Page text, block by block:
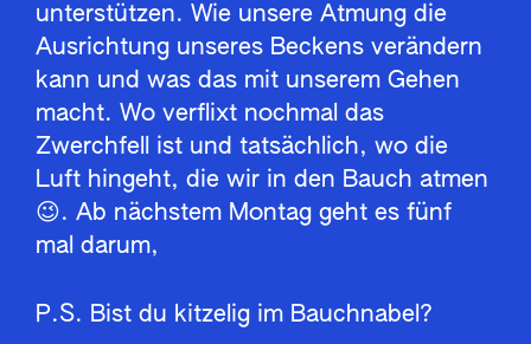
unterstützen. Wie unsere Atmung die
Ausrichtung unseres Beckens verändern
kann und was das mit unserem Gehen
macht. Wo verflixt nochmal das
Zwerchfell ist und tatsächlich, wo die
Luft hingeht, die wir in den Bauch atmen
😉. Ab nächstem Montag geht es fünf
mal darum,
P.S. Bist du kitzelig im Bauchnabel?